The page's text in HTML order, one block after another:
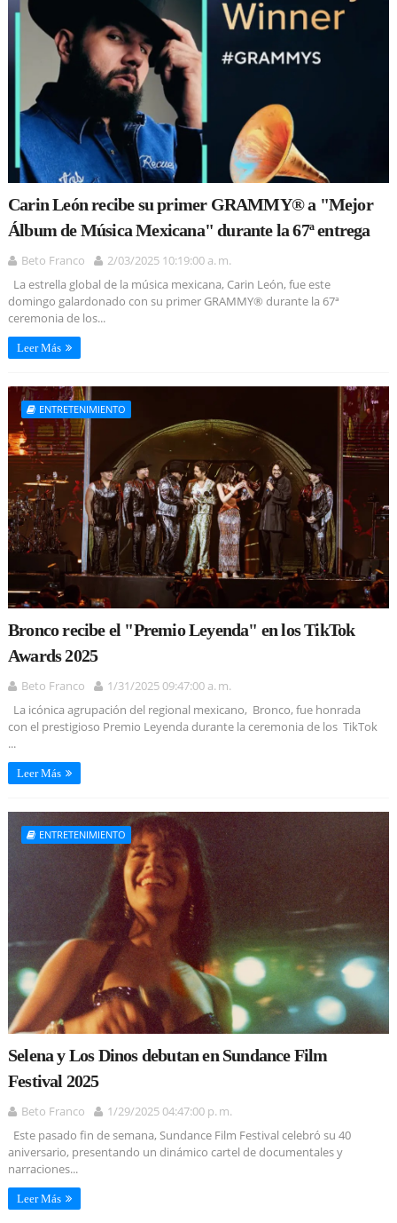
Carin León recibe su primer GRAMMY® a "Mejor
Álbum de Música Mexicana" durante la 67ª entrega
Beto Franco
2/03/2025 10:19:00 a. m.
La estrella global de la música mexicana, Carin León, fue este
domingo galardonado con su primer GRAMMY® durante la 67ª
ceremonia de los...
Leer Más
ENTRETENIMIENTO
Bronco recibe el "Premio Leyenda" en los TikTok
Awards 2025
Beto Franco
1/31/2025 09:47:00 a. m.
La icónica agrupación del regional mexicano, Bronco, fue honrada
con el prestigioso Premio Leyenda durante la ceremonia de los TikTok
...
Leer Más
ENTRETENIMIENTO
Selena y Los Dinos debutan en Sundance Film
Festival 2025
Beto Franco
1/29/2025 04:47:00 p. m.
Este pasado fin de semana, Sundance Film Festival celebró su 40
aniversario, presentando un dinámico cartel de documentales y
narraciones...
Leer Más